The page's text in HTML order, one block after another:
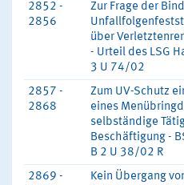
2852 -
2856
Zur Frage der
über
- Urteil des LSG
3 U 74/02
2857 -
2868
Zum UV-Schutz
eines
selbständige
Beschäftigung -
B 2 U 38/02 R
2869 -
Kein Übergang